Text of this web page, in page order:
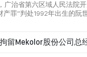
广治省第六区域人民法院
产罪”判处1992年出生的阮
留Mekolor股份公司总